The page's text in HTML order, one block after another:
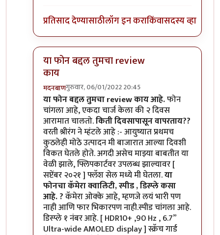
प्रतिसाद देण्यासाठीलॉग इन कराकिंवासदस्य व्हा
या फोन बद्दल तुमचा review
काय
मदनबाणगुरुवार, 06/01/2022 20:45
In reply toमोटो एज 20byबापूसाहेब
या फोन बद्दल तुमचा review काय आहे.फोन
चांगला आहे, एकदा चार्ज केला की २ दिवस
आरामात चालतो.किती दिवसापासून वापरताय??
वरती श्रीरंग ने म्हंटले आहे :- आयुष्यात प्रथमच
कुठलेही मोठे उत्पादन मी बाजारात आल्या दिवशी
विकत घेतले होते. अगदी असेच माझ्या बाबतीत या
वेळी झाले, फ्लिपकार्टवर उपलब्ध झाल्यावर [
सप्टेंबर २०२१ ] फ्लॅश सेल मध्ये मी घेतला.या
फोनचा कॅमेरा क्वालिटी, स्पीड , डिस्प्ले कसा
आहे. ?कॅमेरा ओक्के आहे, म्हणजे लयं भारी पण
नाही आणि फार भिकारपण नाही.स्पीड चांगला आहे.
डिस्प्ले १ नंबर आहे. [ HDR10+ ,90 Hz , 6.7”
Ultra-wide AMOLED display ] स्क्रॅच गार्ड